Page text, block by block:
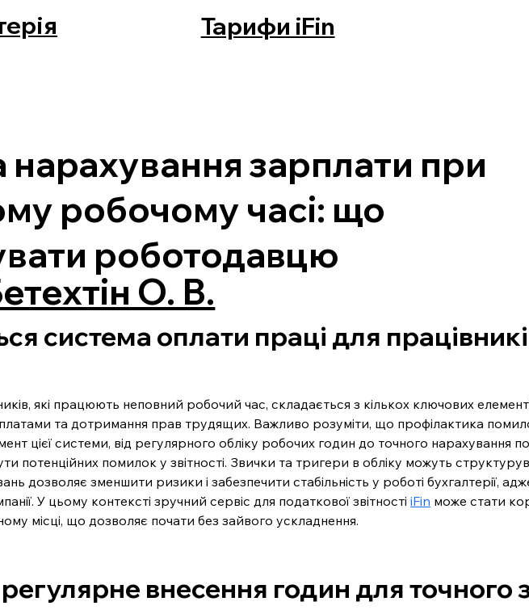
Тарифи iFin
зарплати при
робочому часі: що
роботодавцю
О. В.
система оплати праці для
які працюють неповний робочий час, складається з кількох ключових
та дотримання прав трудящих. Важливо розуміти, що профілактика
цієї системи, від регулярного обліку робочих годин до точного нарахування
потенційних помилок у звітності. Звички та тригери в обліку можуть
дозволяє зменшити ризики і забезпечити стабільність у роботі бухгалтерії,
У цьому контексті зручний сервіс для податкової звітності iFin може стати
місці, що дозволяє почати без зайвого ускладнення.
внесення годин для точного